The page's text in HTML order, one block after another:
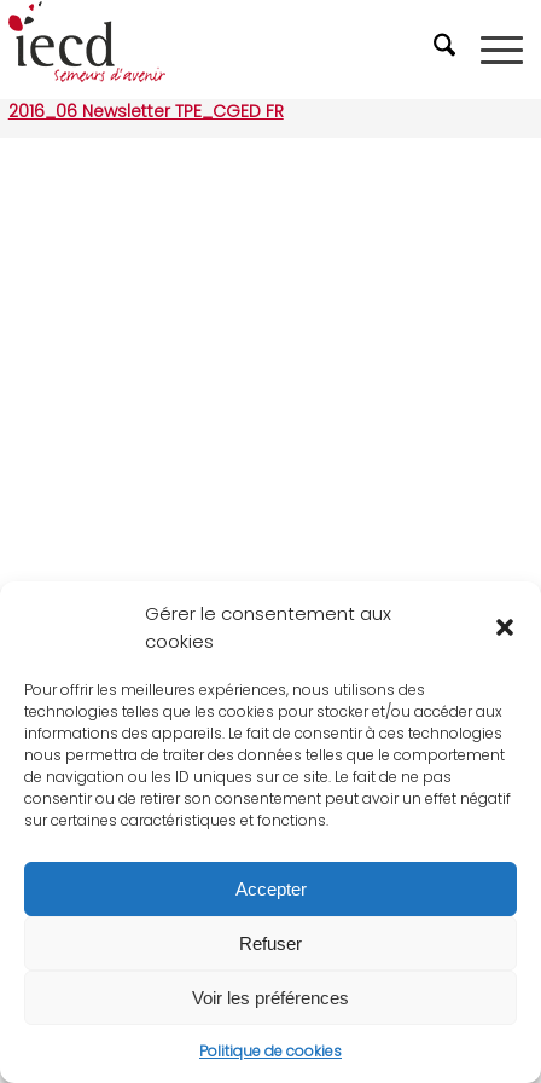
Gérer le consentement aux
cookies
Pour offrir les meilleures expériences, nous utilisons des
technologies telles que les cookies pour stocker et/ou accéder aux
informations des appareils. Le fait de consentir à ces technologies
nous permettra de traiter des données telles que le comportement
de navigation ou les ID uniques sur ce site. Le fait de ne pas
consentir ou de retirer son consentement peut avoir un effet négatif
sur certaines caractéristiques et fonctions.
Accepter
Refuser
Voir les préférences
Politique de cookies
2016_06 Newsletter TPE_CGED FR